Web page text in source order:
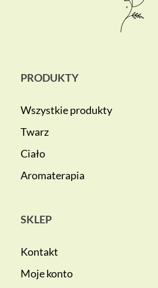
PRODUKTY
Wszystkie produkty
Twarz
Ciało
Aromaterapia
SKLEP
Kontakt
Moje konto